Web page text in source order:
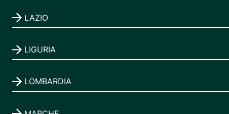
LAZIO
LIGURIA
LOMBARDIA